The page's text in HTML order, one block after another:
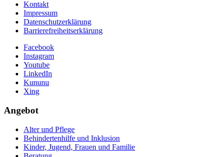
Kontakt
Impressum
Datenschutzerklärung
Barrierefreiheitserklärung
Facebook
Instagram
Youtube
LinkedIn
Kununu
Xing
Angebot
Alter und Pflege
Behindertenhilfe und Inklusion
Kinder, Jugend, Frauen und Familie